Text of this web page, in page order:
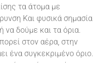
τα άτομα με
Και φυσικά σημασία
να δούμε και τα όρια.
στον αέρα, στην
ένα συγκεκριμένο όριο.